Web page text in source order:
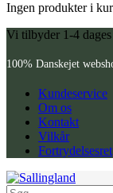
Ingen produkter i
Vi tilbyder 1-4
100% Danskejet
Kundeservice
Om os
Kontakt
Vilkår
Fortrydelsesret